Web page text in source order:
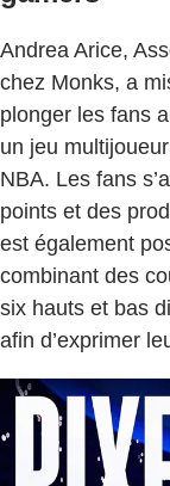
Andrea Arice,
chez Monks, a
plonger les fans
un jeu
NBA. Les fans
points et des
est également
combinant des
six hauts et bas
afin d’exprimer